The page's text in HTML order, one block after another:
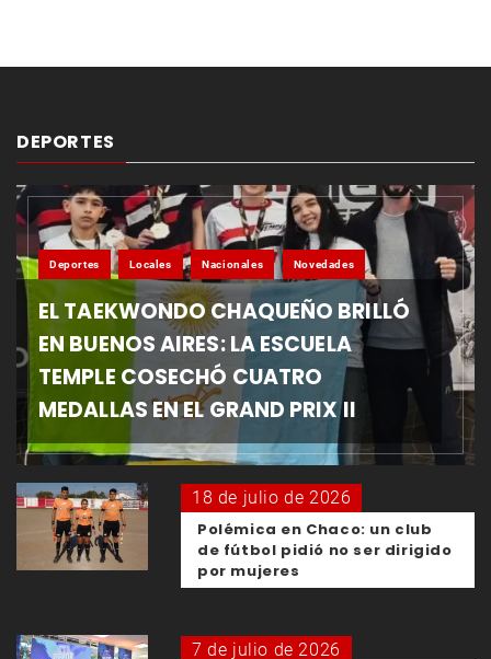
DEPORTES
Deportes Locales Nacionales Novedades
EL TAEKWONDO CHAQUEÑO BRILLÓ
EN BUENOS AIRES: LA ESCUELA
TEMPLE COSECHÓ CUATRO
MEDALLAS EN EL GRAND PRIX II
18 de julio de 2026
Polémica en Chaco: un club
de fútbol pidió no ser dirigido
por mujeres
7 de julio de 2026